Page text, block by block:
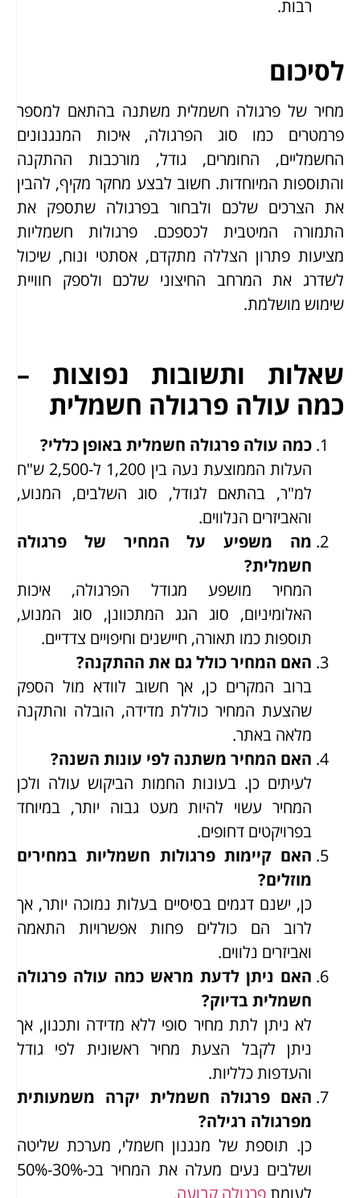
רבות.
לסיכום
מחיר של פרגולה חשמלית משתנה בהתאם למספר
פרמטרים כמו סוג הפרגולה, איכות המנגנונים
החשמליים, החומרים, גודל, מורכבות ההתקנה
והתוספות המיוחדות. חשוב לבצע מחקר מקיף, להבין
את הצרכים שלכם ולבחור בפרגולה שתספק את
התמורה המיטבית לכספכם. פרגולות חשמליות
מציעות פתרון הצללה מתקדם, אסתטי ונוח, שיכול
לשדרג את המרחב החיצוני שלכם ולספק חוויית
שימוש מושלמת.
שאלות ותשובות נפוצות –
כמה עולה פרגולה חשמלית
כמה עולה פרגולה חשמלית באופן כללי?
העלות הממוצעת נעה בין 1,200 ל-2,500 ש"ח
למ"ר, בהתאם לגודל, סוג השלבים, המנוע,
והאביזרים הנלווים.
מה משפיע על המחיר של פרגולה
חשמלית?
המחיר מושפע מגודל הפרגולה, איכות
האלומיניום, סוג הגג המתכוונן, סוג המנוע,
תוספות כמו תאורה, חיישנים וחיפויים צדדיים.
האם המחיר כולל גם את ההתקנה?
ברוב המקרים כן, אך חשוב לוודא מול הספק
שהצעת המחיר כוללת מדידה, הובלה והתקנה
מלאה באתר.
האם המחיר משתנה לפי עונות השנה?
לעיתים כן. בעונות החמות הביקוש עולה ולכן
המחיר עשוי להיות מעט גבוה יותר, במיוחד
בפרויקטים דחופים.
האם קיימות פרגולות חשמליות במחירים
מוזלים?
כן, ישנם דגמים בסיסיים בעלות נמוכה יותר, אך
לרוב הם כוללים פחות אפשרויות התאמה
ואביזרים נלווים.
האם ניתן לדעת מראש כמה עולה פרגולה
חשמלית בדיוק?
לא ניתן לתת מחיר סופי ללא מדידה ותכנון, אך
ניתן לקבל הצעת מחיר ראשונית לפי גודל
והעדפות כלליות.
האם פרגולה חשמלית יקרה משמעותית
מפרגולה רגילה?
כן. תוספת של מנגנון חשמלי, מערכת שליטה
ושלבים נעים מעלה את המחיר בכ-30%-50%
לעומת פרגולה קבועה.